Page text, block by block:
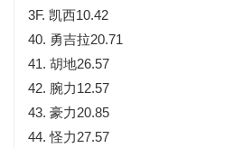
3F. 凯西10.42
40. 勇吉拉20.71
41. 胡地26.57
42. 腕力12.57
43. 豪力20.85
44. 怪力27.57